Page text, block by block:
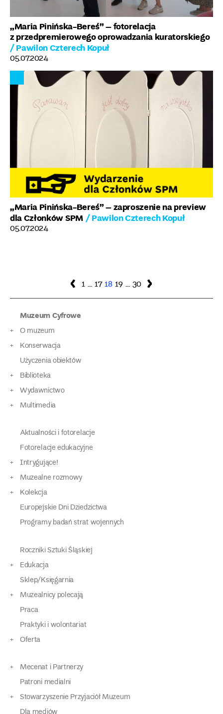
„Maria Pinińska-Bereś” – fotorelacja
z przedpremierowego oprowadzania kuratorskiego
/ Pawilon Czterech Kopuł
05.07.2024
„Maria Pinińska-Bereś” – zaproszenie na preview
dla Członków SPM / Pawilon Czterech Kopuł
05.07.2024
Nawigacja
po
wpisach
Strona
1…Strona
17Strona
18Strona
19 …Strona
30 Następna
Muzeum Cyfrowe
O muzeum
Konserwacja
Użyczenia obiektów
Biblioteka
Wydawnictwo
Multimedia
Aktualności i fotorelacje
Fotorelacje edukacyjne
Intrygujące!
Muzealne rozmowy
Kolekcja
Europejskie Dni Dziedzictwa
Programy badań strat wojennych
Roczniki Sztuki Śląskiej
Edukacja
Sklep/Księgarnia
Muzealnicy polecają
Praca
Praktyki i wolontariat
Oferta
Mecenat i Partnerzy
Patroni medialni
Stowarzyszenie Przyjaciół Muzeum